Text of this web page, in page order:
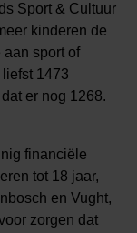
Sport & Cultuur
kinderen de
sport of
1473
er nog 1268.
financiële
tot 18 jaar,
en Vught,
zorgen dat